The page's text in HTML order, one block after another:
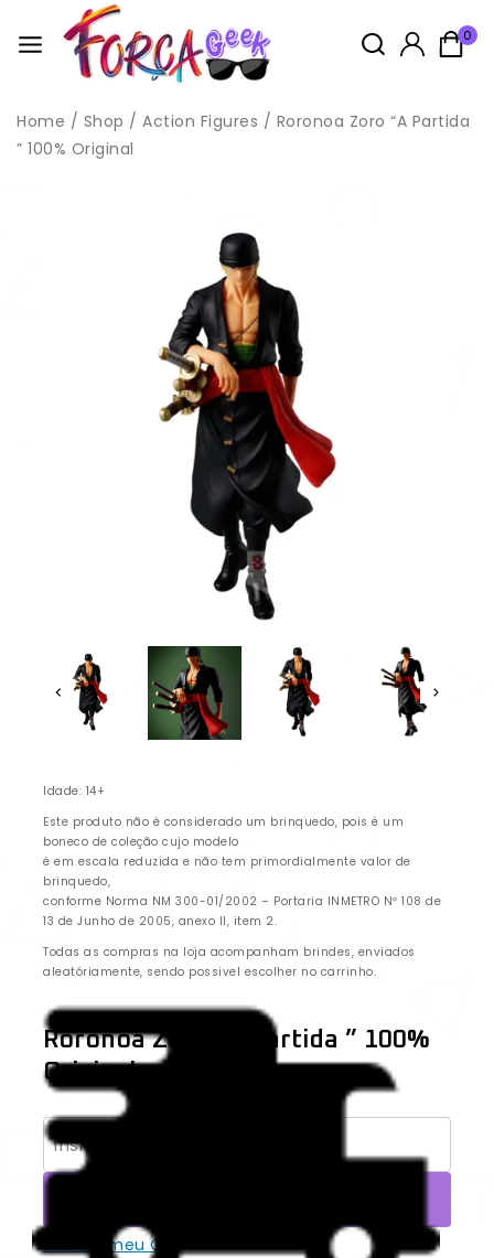
0
Home / Shop / Action Figures / Roronoa Zoro “A Partida
” 100% Original
Idade: 14+
Este produto não é considerado um brinquedo, pois é um
boneco de coleção cujo modelo
é em escala reduzida e não tem primordialmente valor de
brinquedo,
conforme Norma NM 300-01/2002 – Portaria INMETRO Nº 108 de
13 de Junho de 2005, anexo II, item 2.
Todas as compras na loja acompanham brindes, enviados
aleatóriamente, sendo possivel escolher no carrinho.
Roronoa Zoro “A Partida ” 100%
Original
Não sei meu CEP